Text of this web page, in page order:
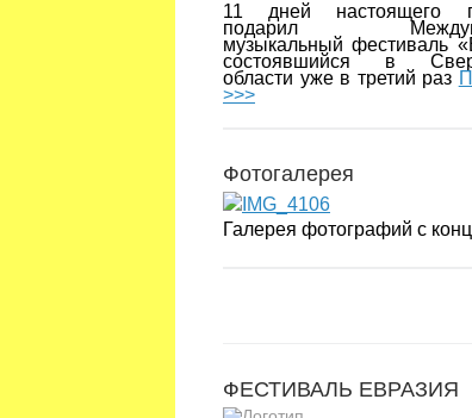
11 дней настоящего
подарил
музыкальный фестиваль
состоявшийся в
области уже в третий раз
>>>
Фотогалерея
Галерея фотографий с
ФЕСТИВАЛЬ ЕВРАЗИЯ